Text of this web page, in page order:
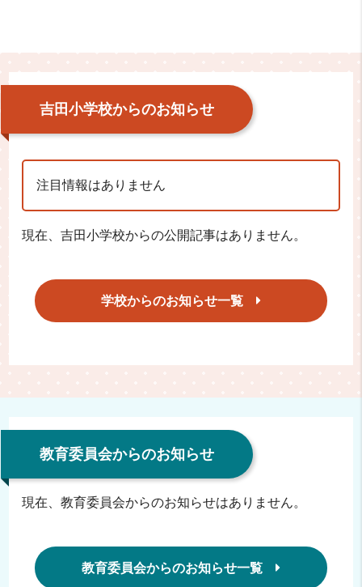
吉田小学校からのお知らせ
注目情報はありません
現在、吉田小学校からの公開記事はありません。
学校からのお知らせ一覧
教育委員会からのお知らせ
現在、教育委員会からのお知らせはありません。
教育委員会からのお知らせ一覧